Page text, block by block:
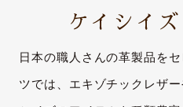
ケイシイズ
日本の職人さんの革製品を
ツでは、エキゾチックレザ